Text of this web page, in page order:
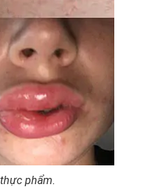
phẩm.